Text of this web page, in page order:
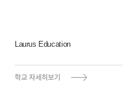
Laurus Education